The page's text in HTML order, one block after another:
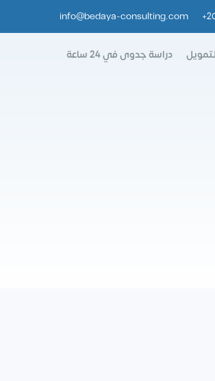
+
info@bedaya-consulting.com
دراسة جدوى في 24 ساعة